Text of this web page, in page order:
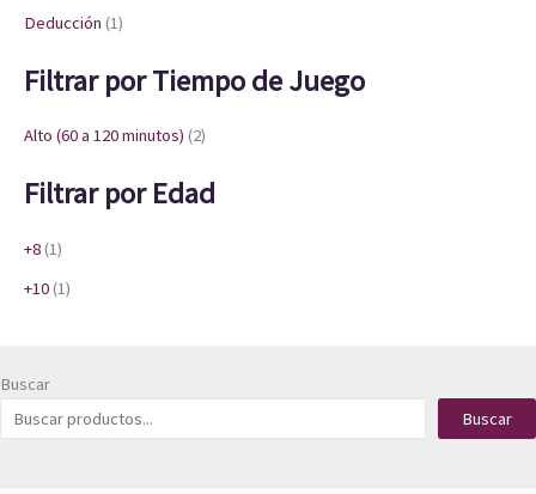
Deducción (1)
Filtrar por Tiempo de Juego
Alto (60 a 120 minutos) (2)
Filtrar por Edad
+8 (1)
+10 (1)
Buscar
Buscar